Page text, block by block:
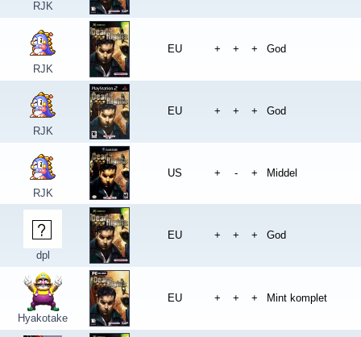
RJK
RJK
EU + + + God
RJK
EU + + + God
RJK
US + - + Middel
dpl
EU + + + God
Hyakotake
EU + + + Mint komplet